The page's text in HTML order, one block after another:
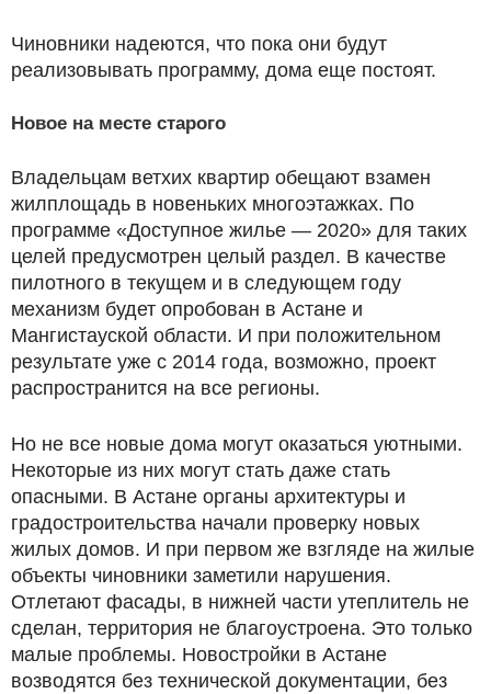
Чиновники надеются, что пока они будут
реализовывать программу, дома еще постоят.
Новое на месте старого
Владельцам ветхих квартир обещают взамен
жилплощадь в новеньких многоэтажках. По
программе «Доступное жилье — 2020» для таких
целей предусмотрен целый раздел. В качестве
пилотного в текущем и в следующем году
механизм будет опробован в Астане и
Мангистауской области. И при положительном
результате уже с 2014 года, возможно, проект
распространится на все регионы.
Но не все новые дома могут оказаться уютными.
Некоторые из них могут стать даже стать
опасными. В Астане органы архитектуры и
градостроительства начали проверку новых
жилых домов. И при первом же взгляде на жилые
объекты чиновники заметили нарушения.
Отлетают фасады, в нижней части утеплитель не
сделан, территория не благоустроена. Это только
малые проблемы. Новостройки в Астане
возводятся без технической документации, без